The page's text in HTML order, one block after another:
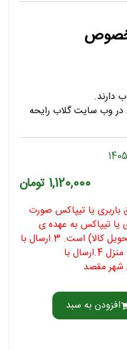
دارند.
وب سایت گلاب رایحه
1,120,000 تومان
باربری یا تیپاکس صورت
یا تیپاکس به عهده ی
مشتری و پس پرداخت(هنگام تحویل کالا) است. 3.ارسال با
تیپاکس:محل تحویل کالا->درب منزل 4.ارسال با
شهر مقصد
افزودن به سبد